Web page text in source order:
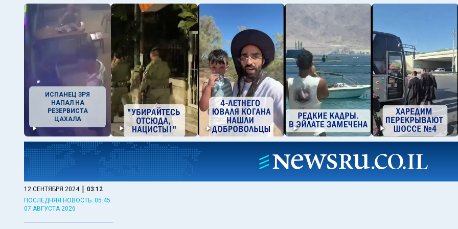
ИСПАНЕЦ ЗРЯ
НАПАЛ НА
РЕЗЕРВИСТА
ЦАХАЛА
12 СЕНТЯБРЯ 2024 | 03:12
ПОСЛЕДНЯЯ НОВОСТЬ: 05:45
07 АВГУСТА 2026